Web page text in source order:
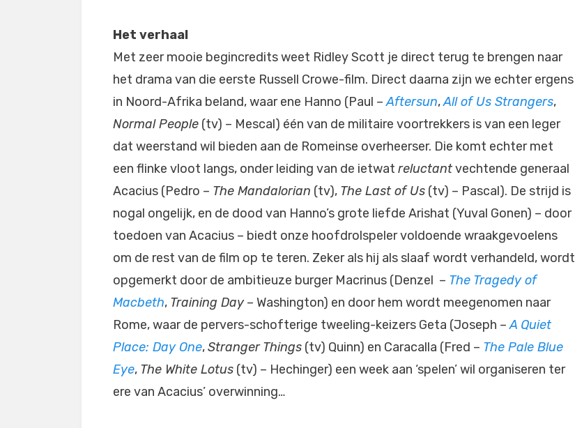
Het verhaal
Met zeer mooie begincredits weet Ridley Scott je direct terug te brengen naar
het drama van die eerste Russell Crowe-film. Direct daarna zijn we echter ergens
in Noord-Afrika beland, waar ene Hanno (Paul –Aftersun,All of Us Strangers,
Normal People (tv) – Mescal) één van de militaire voortrekkers is van een leger
dat weerstand wil bieden aan de Romeinse overheerser. Die komt echter met
een flinke vloot langs, onder leiding van de ietwat reluctantvechtende generaal
Acacius (Pedro – The Mandalorian (tv), The Last of Us (tv) – Pascal). De strijd is
nogal ongelijk, en de dood van Hanno’s grote liefde Arishat (Yuval Gonen) – door
toedoen van Acacius – biedt onze hoofdrolspeler voldoende wraakgevoelens
om de rest van de film op te teren. Zeker als hij als slaaf wordt verhandeld, wordt
opgemerkt door de ambitieuze burger Macrinus (Denzel – The Tragedy of
Macbeth, Training Day– Washington) en door hem wordt meegenomen naar
Rome, waar de pervers-schofterige tweeling-keizers Geta (Joseph –A Quiet
Place: Day One,Stranger Things (tv) Quinn) en Caracalla (Fred – The Pale Blue
Eye, The White Lotus (tv) – Hechinger) een week aan ‘spelen’ wil organiseren ter
ere van Acacius’ overwinning…